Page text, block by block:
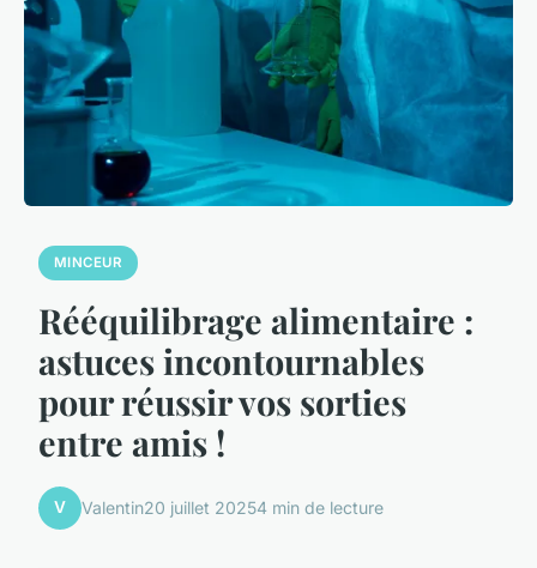
MINCEUR
Rééquilibrage alimentaire :
astuces incontournables
pour réussir vos sorties
entre amis !
V Valentin20 juillet 20254 min de lecture